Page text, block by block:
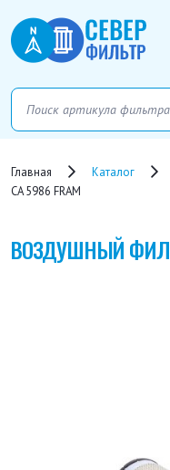
Главная Каталог
CA 5986 FRAM
ВОЗДУШНЫЙ